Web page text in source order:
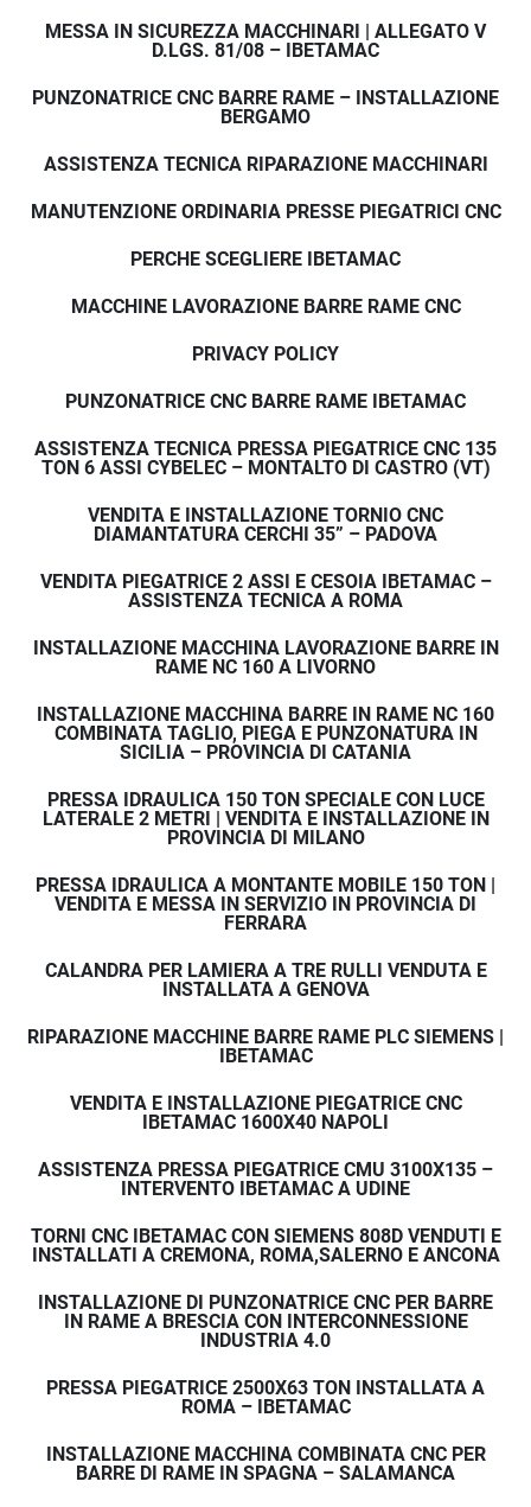
MESSA IN SICUREZZA MACCHINARI | ALLEGATO V
D.LGS. 81/08 – IBETAMAC
PUNZONATRICE CNC BARRE RAME – INSTALLAZIONE
BERGAMO
ASSISTENZA TECNICA RIPARAZIONE MACCHINARI
MANUTENZIONE ORDINARIA PRESSE PIEGATRICI CNC
PERCHE SCEGLIERE IBETAMAC
MACCHINE LAVORAZIONE BARRE RAME CNC
PRIVACY POLICY
PUNZONATRICE CNC BARRE RAME IBETAMAC
ASSISTENZA TECNICA PRESSA PIEGATRICE CNC 135
TON 6 ASSI CYBELEC – MONTALTO DI CASTRO (VT)
VENDITA E INSTALLAZIONE TORNIO CNC
DIAMANTATURA CERCHI 35” – PADOVA
VENDITA PIEGATRICE 2 ASSI E CESOIA IBETAMAC –
ASSISTENZA TECNICA A ROMA
INSTALLAZIONE MACCHINA LAVORAZIONE BARRE IN
RAME NC 160 A LIVORNO
INSTALLAZIONE MACCHINA BARRE IN RAME NC 160
COMBINATA TAGLIO, PIEGA E PUNZONATURA IN
SICILIA – PROVINCIA DI CATANIA
PRESSA IDRAULICA 150 TON SPECIALE CON LUCE
LATERALE 2 METRI | VENDITA E INSTALLAZIONE IN
PROVINCIA DI MILANO
PRESSA IDRAULICA A MONTANTE MOBILE 150 TON |
VENDITA E MESSA IN SERVIZIO IN PROVINCIA DI
FERRARA
CALANDRA PER LAMIERA A TRE RULLI VENDUTA E
INSTALLATA A GENOVA
RIPARAZIONE MACCHINE BARRE RAME PLC SIEMENS |
IBETAMAC
VENDITA E INSTALLAZIONE PIEGATRICE CNC
IBETAMAC 1600X40 NAPOLI
ASSISTENZA PRESSA PIEGATRICE CMU 3100X135 –
INTERVENTO IBETAMAC A UDINE
TORNI CNC IBETAMAC CON SIEMENS 808D VENDUTI E
INSTALLATI A CREMONA, ROMA,SALERNO E ANCONA
INSTALLAZIONE DI PUNZONATRICE CNC PER BARRE
IN RAME A BRESCIA CON INTERCONNESSIONE
INDUSTRIA 4.0
PRESSA PIEGATRICE 2500X63 TON INSTALLATA A
ROMA – IBETAMAC
INSTALLAZIONE MACCHINA COMBINATA CNC PER
BARRE DI RAME IN SPAGNA – SALAMANCA